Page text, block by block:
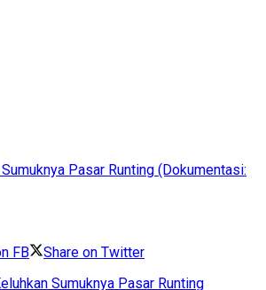
Pasar Runting (Dokumentasi:
FB Share on Twitter